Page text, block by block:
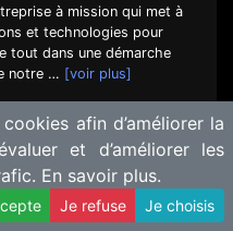
à mission qui met à
et technologies pour
tout dans une démarche
notre … [voir plus]
afin d’améliorer la
et d’améliorer les
En savoir plus.
Je refuse Je choisis